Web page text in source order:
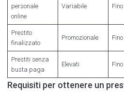
personale
online
Variabile
Prestito
finalizzato
Promozionale
Prestiti senza
busta paga
Elevati
Requisiti per ottenere un